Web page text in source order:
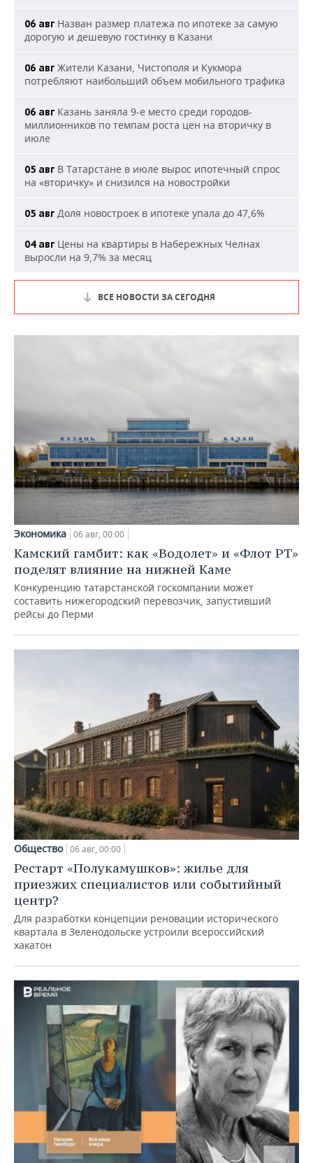
06 авг Назван размер платежа по ипотеке за самую
дорогую и дешевую гостинку в Казани
06 авг Жители Казани, Чистополя и Кукмора
потребляют наибольший объем мобильного трафика
06 авг Казань заняла 9-е место среди городов-
миллионников по темпам роста цен на вторичку в
июле
05 авг В Татарстане в июле вырос ипотечный спрос
на «вторичку» и снизился на новостройки
05 авг Доля новостроек в ипотеке упала до 47,6%
04 авг Цены на квартиры в Набережных Челнах
выросли на 9,7% за месяц
ВСЕ НОВОСТИ ЗА СЕГОДНЯ
Экономика 06 авг, 00:00
Камский гамбит: как «Водолет» и «Флот РТ»
поделят влияние на нижней Каме
Конкуренцию татарстанской госкомпании может
составить нижегородский перевозчик, запустивший
рейсы до Перми
Общество 06 авг, 00:00
Рестарт «Полукамушков»: жилье для
приезжих специалистов или событийный
центр?
Для разработки концепции реновации исторического
квартала в Зеленодольске устроили всероссийский
хакатон